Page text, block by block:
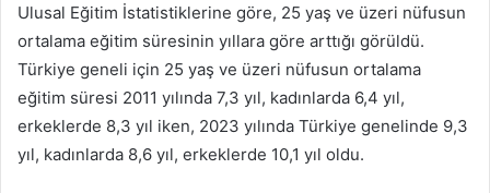
Ulusal Eğitim İstatistiklerine göre, 25 yaş ve üzeri nüfusun
ortalama eğitim süresinin yıllara göre arttığı görüldü.
Türkiye geneli için 25 yaş ve üzeri nüfusun ortalama
eğitim süresi 2011 yılında 7,3 yıl, kadınlarda 6,4 yıl,
erkeklerde 8,3 yıl iken, 2023 yılında Türkiye genelinde 9,3
yıl, kadınlarda 8,6 yıl, erkeklerde 10,1 yıl oldu.